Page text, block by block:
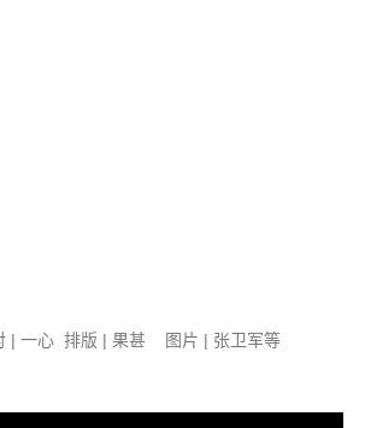
| 一心 排版 | 果甚 图片 | 张卫军等